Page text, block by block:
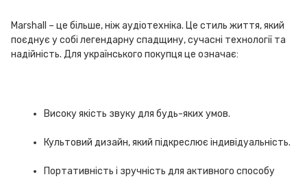
Marshall – це більше, ніж аудіотехніка. Це стиль життя, який
поєднує у собі легендарну спадщину, сучасні технології та
надійність. Для українського покупця це означає:
Високу якість звуку для будь-яких умов.
Культовий дизайн, який підкреслює індивідуальність.
Портативність і зручність для активного способу